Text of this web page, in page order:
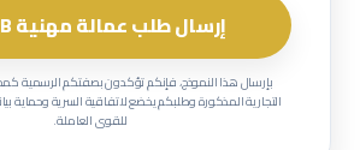
إرسال طلب عمالة مهنية B2B
بإرسال هذا النموذج، فإنكم تؤكدون بصفتكم الرسمية
للقوى العاملة.